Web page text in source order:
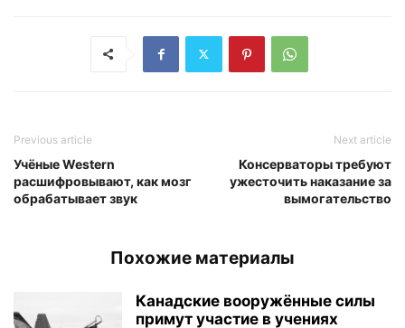
Previous article
Учёные Western
расшифровывают, как мозг
обрабатывает звук
Next article
Консерваторы требуют
ужесточить наказание за
вымогательство
Похожие материалы
Канадские вооружённые силы
примут участие в учениях